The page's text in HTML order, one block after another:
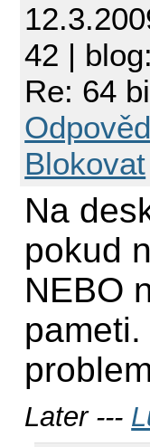
42 |
Re: 64
Blokovat
Na
pokud
NEBO
Later ---